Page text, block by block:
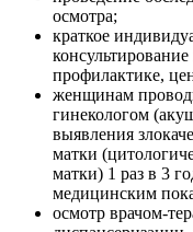
осмотра;
краткое
профилактике,
женщинам
гинекологом
выявления
матки
матки) 1 раз в 3
медицинским
осмотр врачом-